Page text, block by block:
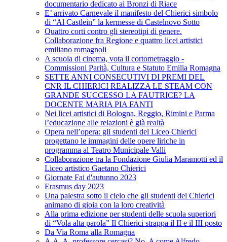
documentario dedicato ai Bronzi di Riace
E’ arrivato Carnevale il manifesto del Chierici simbolo
di “Al Castlein” la kermesse di Castelnovo Sotto
Quattro corti contro gli stereotipi di genere.
Collaborazione fra Regione e quattro licei artistici
emiliano romagnoli
A scuola di cinema, vota il cortometraggio -
Commissioni Parità, Cultura e Statuto Emilia Romagna
SETTE ANNI CONSECUTIVI DI PREMI DEL
CNR IL CHIERICI REALIZZA LE STEAM CON
GRANDE SUCCESSO LA FAUTRICE? LA
DOCENTE MARIA PIA FANTI
Nei licei artistici di Bologna, Reggio, Rimini e Parma
l’educazione alle relazioni è già realtà
Opera nell’opera: gli studenti del Liceo Chierici
progettano le immagini delle opere liriche in
programma al Teatro Municipale Valli
Collaborazione tra la Fondazione Giulia Maramotti ed il
Liceo artistico Gaetano Chierici
Giornate Fai d'autunno 2023
Erasmus day 2023
Una palestra sotto il cielo che gli studenti del Chierici
animano di gioia con la loro creatività
Alla prima edizione per studenti delle scuola superiori
di “Vola alta parola” Il Chierici strappa il II e il III posto
Da Via Roma alla Romagna